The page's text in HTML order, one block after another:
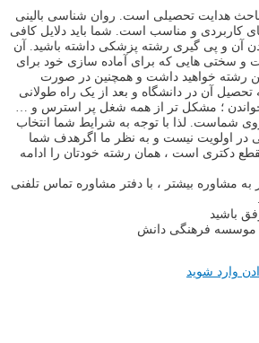
هدایت تحصیلی است. روان شناسی بالینی
کاربردی و مناسب است. شما باید دلایل کافی
آن و پی گیری رشته پزشکی داشته باشید. آن
و سختی هایی که برای آماده سازی خود برای
رشته خواهید داشت و همچنین در صورت
تحصیل آن در دانشگاه و بعد از یک راه طولانی
؛ مشکل تر از همه شغل پر استرس و …
شماست. لذا با توجه به شرایط شما انتخاب
در اولویت نیست و به نظر ما اگرهدف شما
دکتری است ، همان رشته خودتان را ادامه
به مشاوره بیشتر ، با دفتر مشاوره تماس تلفنی
باشید
موسسه فرهنگی دانش
وارد شوید